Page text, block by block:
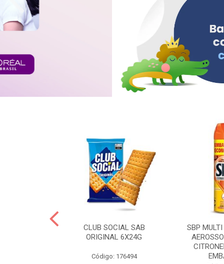
CLUB SOCIAL SAB
ORIGINAL 6X24G
Código: 176494
SBP